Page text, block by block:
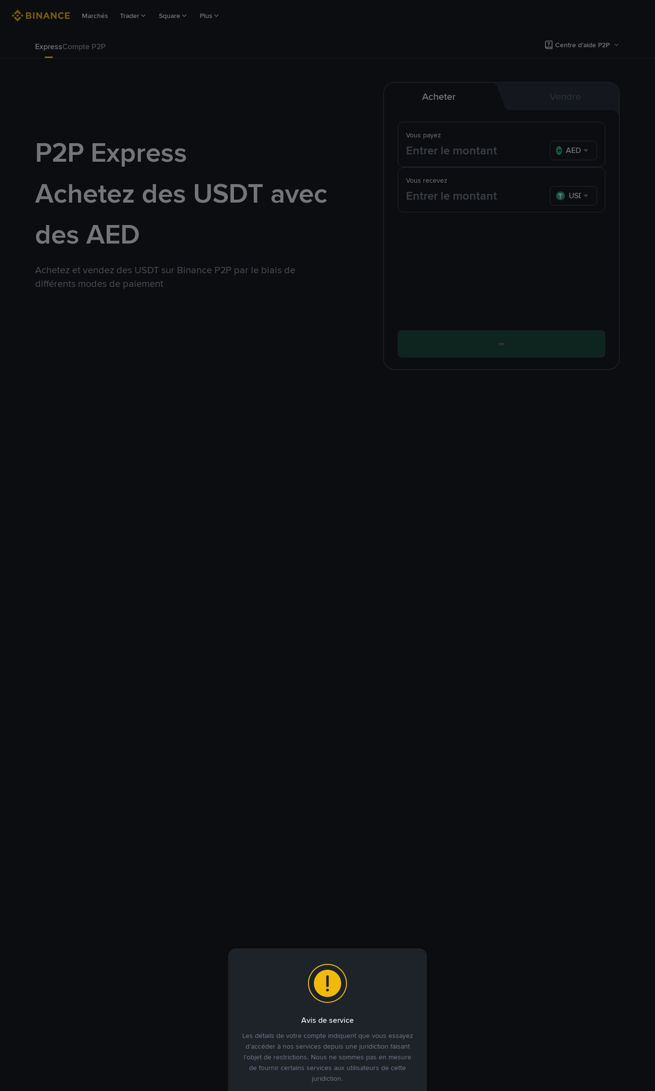
Marchés Trader Square Plus
ExpressCompte P2P Centre d’aide P2P
P2P Express
Achetez des USDT avec
des AED
Achetez et vendez des USDT sur Binance P2P par le biais de
différents modes de paiement
Acheter
Vous payez
AED
Vous recevez
USDT
Avis de service
Les détails de votre compte indiquent que vous essayez
d’accéder à nos services depuis une juridiction faisant
l’objet de restrictions. Nous ne sommes pas en mesure
de fournir certains services aux utilisateurs de cette
juridiction.